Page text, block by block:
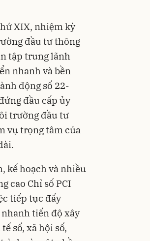
XIX, nhiệm kỳ
đầu tư thông
tập trung lãnh
nhanh và bền
động số 22-
đầu cấp ủy
trường đầu tư
vụ trọng tâm của
kế hoạch và nhiều
cao Chỉ số PCI
tiếp tục đẩy
tiến độ xây
số, xã hội số,